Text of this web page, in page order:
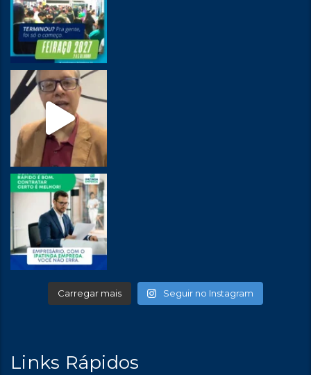
Carregar mais Seguir no Instagram
Links Rápidos